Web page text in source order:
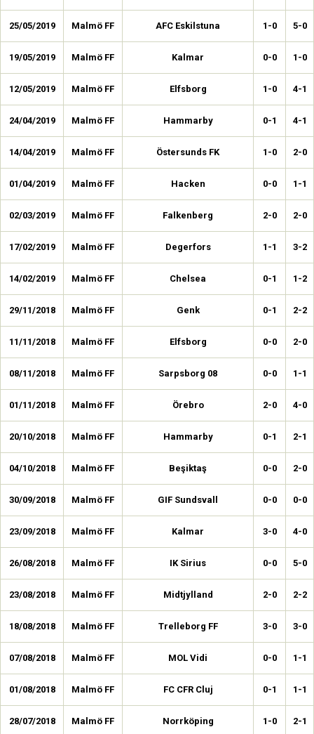
25/05/2019 Malmö FF AFC Eskilstuna 1-0 5-0
19/05/2019 Malmö FF Kalmar 0-0 1-0
12/05/2019 Malmö FF Elfsborg 1-0 4-1
24/04/2019 Malmö FF Hammarby 0-1 4-1
14/04/2019 Malmö FF Östersunds FK 1-0 2-0
01/04/2019 Malmö FF Hacken 0-0 1-1
02/03/2019 Malmö FF Falkenberg 2-0 2-0
17/02/2019 Malmö FF Degerfors 1-1 3-2
14/02/2019 Malmö FF Chelsea 0-1 1-2
29/11/2018 Malmö FF Genk 0-1 2-2
11/11/2018 Malmö FF Elfsborg 0-0 2-0
08/11/2018 Malmö FF Sarpsborg 08 0-0 1-1
01/11/2018 Malmö FF Örebro 2-0 4-0
20/10/2018 Malmö FF Hammarby 0-1 2-1
04/10/2018 Malmö FF Beşiktaş 0-0 2-0
30/09/2018 Malmö FF GIF Sundsvall 0-0 0-0
23/09/2018 Malmö FF Kalmar 3-0 4-0
26/08/2018 Malmö FF IK Sirius 0-0 5-0
23/08/2018 Malmö FF Midtjylland 2-0 2-2
18/08/2018 Malmö FF Trelleborg FF 3-0 3-0
07/08/2018 Malmö FF MOL Vidi 0-0 1-1
01/08/2018 Malmö FF FC CFR Cluj 0-1 1-1
28/07/2018 Malmö FF Norrköping 1-0 2-1